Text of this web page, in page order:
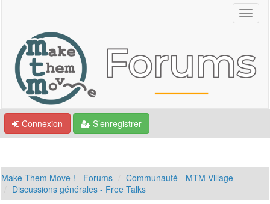
Connexion S’enregistrer
Make Them Move ! - Forums
Communauté - MTM Village
Discussions générales - Free Talks